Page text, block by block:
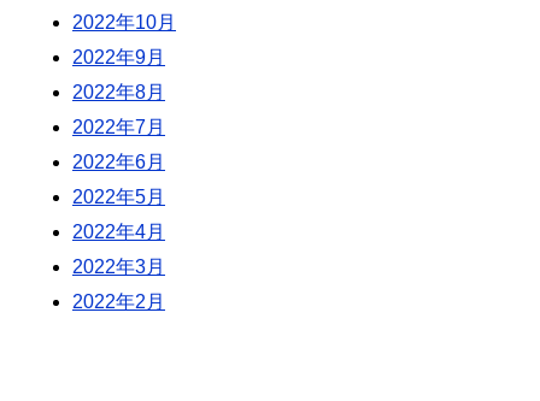
2022年10月
2022年9月
2022年8月
2022年7月
2022年6月
2022年5月
2022年4月
2022年3月
2022年2月